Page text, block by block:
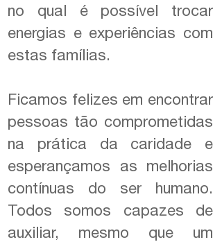
no qual é possível trocar
energias e experiências com
estas famílias.
Ficamos felizes em encontrar
pessoas tão comprometidas
na prática da caridade e
esperançamos as melhorias
contínuas do ser humano.
Todos somos capazes de
auxiliar, mesmo que um